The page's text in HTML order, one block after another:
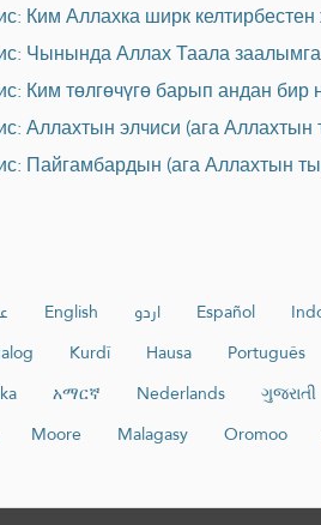
Ким Аллахка ширк
Чынында Аллах Таала
Ким төлгөчүгө барып андан бир
Аллахтын элчиси (ага
Пайгамбардын (ага Аллахтын
English اردو Español
Kurdî Hausa Português
አማርኛ Nederlands ગુજરાતી
Moore Malagasy Oromoo